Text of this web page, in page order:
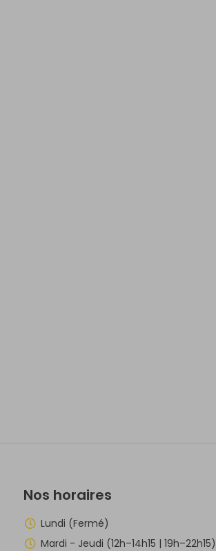
Nos horaires
Lundi (Fermé)
Mardi - Jeudi (12h–14h15 | 19h–22h15)